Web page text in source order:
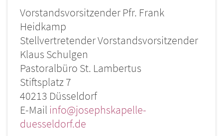
Vorstandsvorsitzender Pfr. Frank
Heidkamp
Stellvertretender Vorstandsvorsitzender
Klaus Schulgen
Pastoralbüro St. Lambertus
Stiftsplatz 7
40213 Düsseldorf
E-Mail info@josephskapelle-
duesseldorf.de